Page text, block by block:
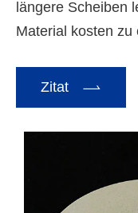
längere Scheiben
Material kosten zu
Zitat 